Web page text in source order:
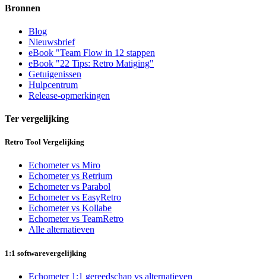
Bronnen
Blog
Nieuwsbrief
eBook "Team Flow in 12 stappen
eBook "22 Tips: Retro Matiging"
Getuigenissen
Hulpcentrum
Release-opmerkingen
Ter vergelijking
Retro Tool Vergelijking
Echometer vs Miro
Echometer vs Retrium
Echometer vs Parabol
Echometer vs EasyRetro
Echometer vs Kollabe
Echometer vs TeamRetro
Alle alternatieven
1:1 softwarevergelijking
Echometer 1:1 gereedschap vs alternatieven